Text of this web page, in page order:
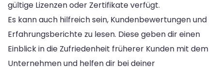
gültige Lizenzen oder Zertifikate verfügt.
Es kann auch hilfreich sein, Kundenbewertungen und
Erfahrungsberichte zu lesen. Diese geben dir einen
Einblick in die Zufriedenheit früherer Kunden mit dem
Unternehmen und helfen dir bei deiner